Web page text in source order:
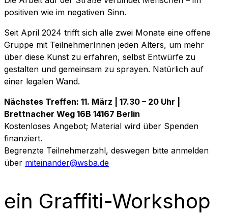
positiven wie im negativen Sinn.
Seit April 2024 trifft sich alle zwei Monate eine offene
Gruppe mit TeilnehmerInnen jeden Alters, um mehr
über diese Kunst zu erfahren, selbst Entwürfe zu
gestalten und gemeinsam zu sprayen. Natürlich auf
einer legalen Wand.
Nächstes Treffen: 11. März | 17.30 – 20 Uhr |
Brettnacher Weg 16B 14167 Berlin
Kostenloses Angebot; Material wird über Spenden
finanziert.
Begrenzte Teilnehmerzahl, deswegen bitte anmelden
über miteinander@wsba.de
ein Graffiti-Workshop